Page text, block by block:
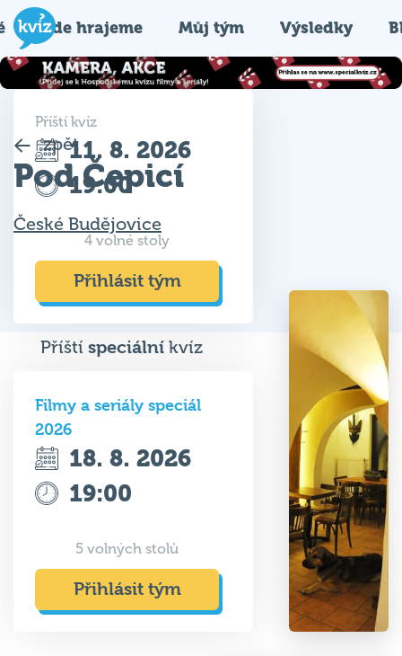
Kde hrajeme Můj tým Výsledky
zpět
Pod Čepicí
České Budějovice
Příští kvíz
11. 8. 2026
19:00
4 volné stoly
Přihlásit tým
Příští speciální kvíz
Filmy a seriály speciál
2026
18. 8. 2026
19:00
5 volných stolů
Přihlásit tým